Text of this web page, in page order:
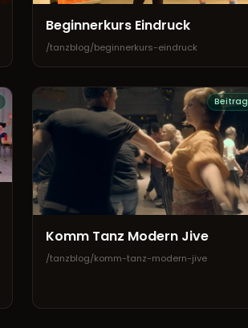
Beginnerkurs Eindruck
/tanzblog/beginnerkurs-eindruck
Beitrag
Komm Tanz Modern Jive
/tanzblog/komm-tanz-modern-jive